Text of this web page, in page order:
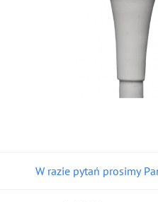
W razie pytań prosimy